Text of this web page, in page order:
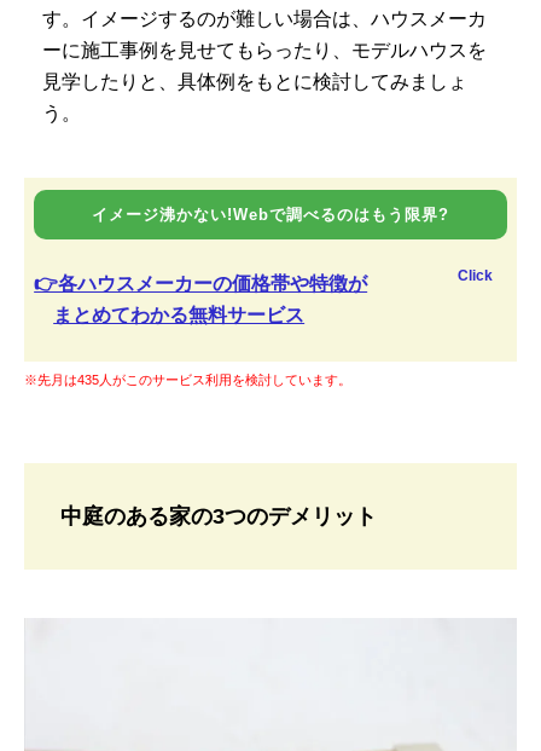
す。イメージするのが難しい場合は、ハウスメーカ
ーに施工事例を見せてもらったり、モデルハウスを
見学したりと、具体例をもとに検討してみましょ
う。
イメージ沸かない!Webで調べるのはもう限界?
👉各ハウスメーカーの価格帯や特徴が
まとめてわかる無料サービス
Click
※先月は435人がこのサービス利用を検討しています。
中庭のある家の3つのデメリット